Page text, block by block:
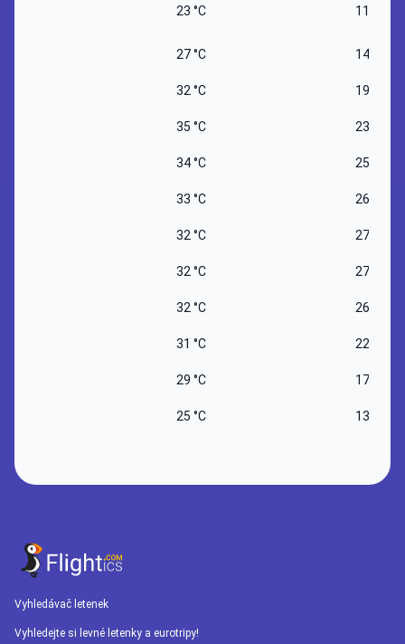
23 °C 11 °C
27 °C 14 °C
32 °C 19 °C
35 °C 23 °C
34 °C 25 °C
33 °C 26 °C
32 °C 27 °C
32 °C 27 °C
32 °C 26 °C
31 °C 22 °C
29 °C 17 °C
25 °C 13 °C
Vyhledávač letenek
Vyhledejte si levné letenky a eurotripy!